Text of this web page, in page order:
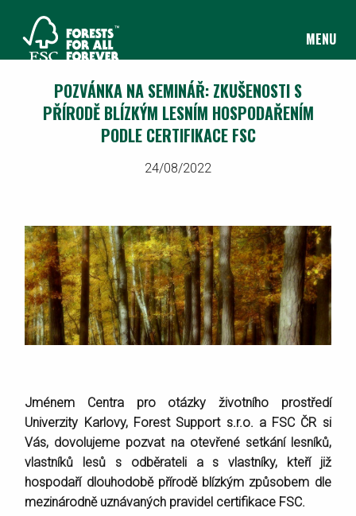
MENU
POZVÁNKA NA SEMINÁŘ: ZKUŠENOSTI S
PŘÍRODĚ BLÍZKÝM LESNÍM HOSPODAŘENÍM
PODLE CERTIFIKACE FSC
24/08/2022
Jménem Centra pro otázky životního prostředí
Univerzity Karlovy, Forest Support s.r.o. a FSC ČR si
Vás, dovolujeme pozvat na otevřené setkání lesníků,
vlastníků lesů s odběrateli a s vlastníky, kteří již
hospodaří dlouhodobě přírodě blízkým způsobem dle
mezinárodně uznávaných pravidel certifikace FSC.